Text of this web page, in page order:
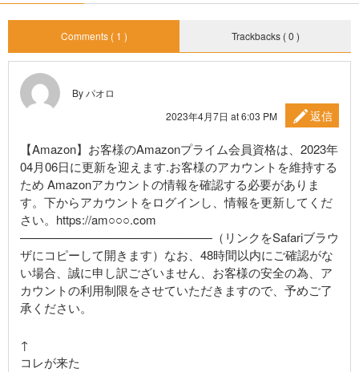
Comments ( 1 ) Trackbacks ( 0 )
By パオロ
2023年4月7日 at 6:03 PM
返信
【Amazon】お客様のAmazonプライム会員資格は、2023年
04月06日に更新を迎えます.お客様のアカウントを維持する
ため Amazonアカウントの情報を確認する必要がありま
す。下からアカウントをログインし、情報を更新してくだ
さい。https://am○○○.com
————————————————（リンクをSafariブラウ
ザにコピーして開きます）なお、48時間以内にご確認がな
い場合、誠に申し訳ございません、お客様の安全の為、ア
カウントの利用制限をさせていただきますので、予めご了
承ください。
↑
コレが来た